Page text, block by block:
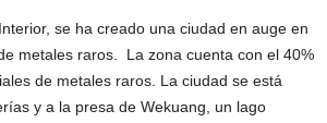
se ha creado una ciudad en auge en
metales raros. La zona cuenta con el 40%
de metales raros. La ciudad se está
y a la presa de Wekuang, un lago